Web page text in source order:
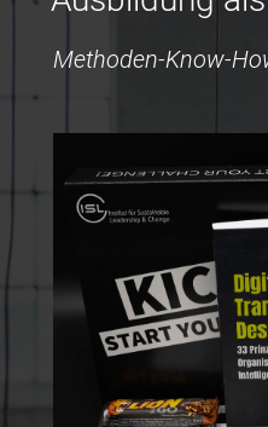
Methoden-Know-